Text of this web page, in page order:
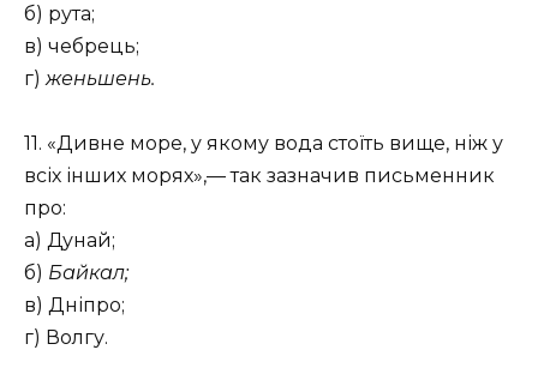
б) рута;
в) чебрець;
г) женьшень.
11. «Дивне море, у якому вода стоїть вище, ніж у
всіх інших морях»,— так зазначив письменник
про:
а) Дунай;
б) Байкал;
в) Дніпро;
г) Волгу.